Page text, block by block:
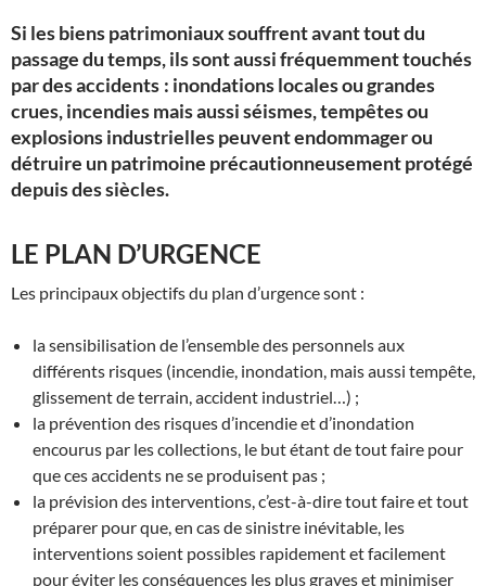
Si les biens patrimoniaux souffrent avant tout du
passage du temps, ils sont aussi fréquemment touchés
par des accidents : inondations locales ou grandes
crues, incendies mais aussi séismes, tempêtes ou
explosions industrielles peuvent endommager ou
détruire un patrimoine précautionneusement protégé
depuis des siècles.
LE PLAN D’URGENCE
Les principaux objectifs du plan d’urgence sont :
la sensibilisation de l’ensemble des personnels aux
différents risques (incendie, inondation, mais aussi tempête,
glissement de terrain, accident industriel…) ;
la prévention des risques d’incendie et d’inondation
encourus par les collections, le but étant de tout faire pour
que ces accidents ne se produisent pas ;
la prévision des interventions , c’est-à-dire tout faire et tout
préparer pour que, en cas de sinistre inévitable, les
interventions soient possibles rapidement et facilement
pour éviter les conséquences les plus graves et minimiser